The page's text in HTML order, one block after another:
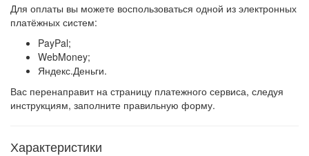
Для оплаты вы можете воспользоваться одной из электронных
платёжных систем:
PayPal;
WebMoney;
Яндекс.Деньги.
Вас перенаправит на страницу платежного сервиса, следуя
инструкциям, заполните правильную форму.
Характеристики